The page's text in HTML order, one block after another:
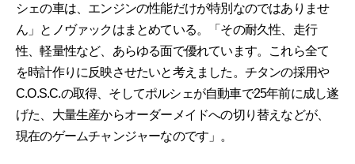
シェの車は、エンジンの性能だけが特別なのではありませ
ん」とノヴァックはまとめている。「その耐久性、走行
性、軽量性など、あらゆる面で優れています。これら全て
を時計作りに反映させたいと考えました。チタンの採用や
C.O.S.C.の取得、そしてポルシェが自動車で25年前に成し遂
げた、大量生産からオーダーメイドへの切り替えなどが、
現在のゲームチャンジャーなのです」。